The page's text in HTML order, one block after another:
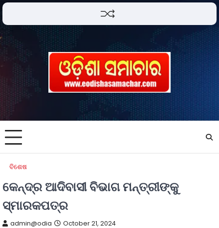
ବିଶେଷ
କେନ୍ଦ୍ର ଆଦିବାସୀ ବିଭାଗ ମନ୍ତ୍ରୀଙ୍କୁ
ସ୍ମାରକପତ୍ର
admin@odia October 21, 2024